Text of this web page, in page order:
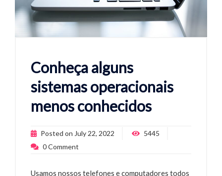
Conheça alguns
sistemas operacionais
menos conhecidos
Posted on July 22, 2022
5445
0Comment
Usamos nossos telefones e computadores todos